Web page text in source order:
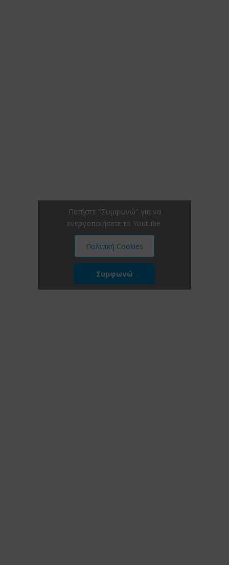
Πατήστε "Συμφωνώ" για να
ενεργοποιήσετε το Youtube
Πολιτική Cookies
Συμφωνώ